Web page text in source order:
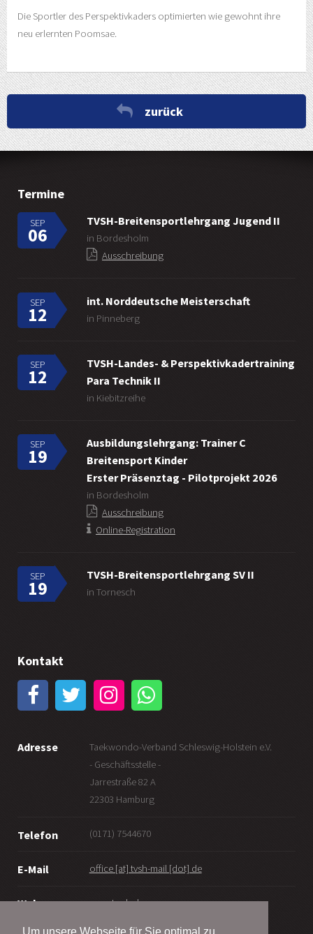
Die Sportler des Perspektivkaders optimierten wie gewohnt ihre
neu erlernten Poomsae.
zurück
Termine
SEP
06
TVSH-Breitensportlehrgang Jugend II
in Bordesholm
Ausschreibung
SEP
12
int. Norddeutsche Meisterschaft
in Pinneberg
SEP
12
TVSH-Landes- & Perspektivkadertraining
Para Technik II
in Kiebitzreihe
SEP
19
Ausbildungslehrgang: Trainer C
Breitensport Kinder
Erster Präsenztag - Pilotprojekt 2026
in Bordesholm
Ausschreibung
Online-Registration
SEP
19
TVSH-Breitensportlehrgang SV II
in Tornesch
Kontakt
Adresse
Taekwondo-Verband Schleswig-Holstein e.V.
- Geschäftsstelle -
Jarrestraße 82 A
22303 Hamburg
Telefon (0171) 7544670
E-Mail office [at] tvsh-mail [dot] de
Web www.tv-sh.de